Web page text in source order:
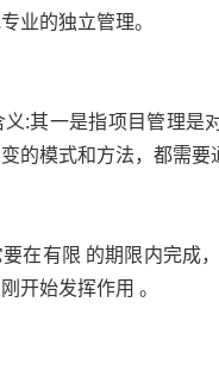
业的独立管理。
:其一是指项目管理是
的模式和方法，都需要
在有限 的期限内完成
开始发挥作用 。